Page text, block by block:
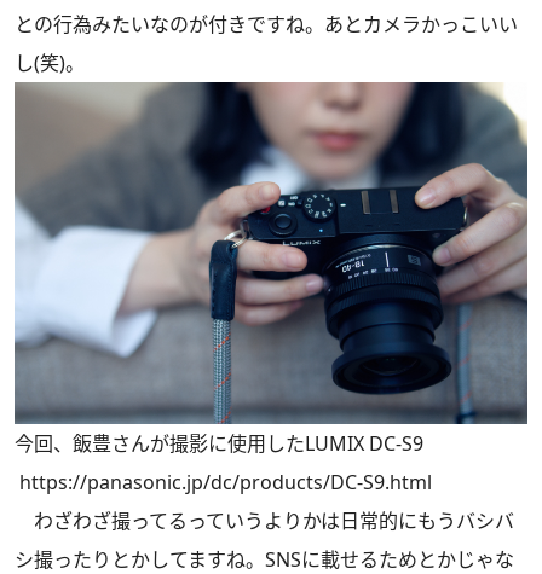
との行為みたいなのが付きですね。あとカメラかっこいい
し(笑)。
今回、飯豊さんが撮影に使用したLUMIX DC-S9
https://panasonic.jp/dc/products/DC-S9.html
わざわざ撮ってるっていうよりかは日常的にもうバシバ
シ撮ったりとかしてますね。SNSに載せるためとかじゃな